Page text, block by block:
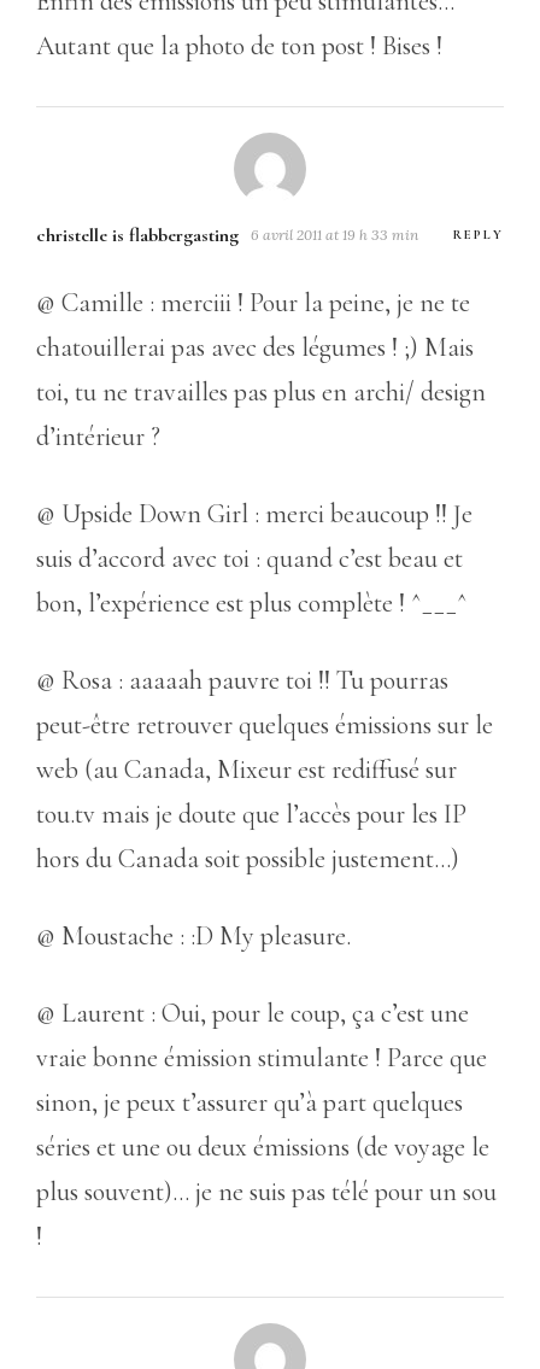
Autant que la photo de ton post ! Bises !
christelle is flabbergasting 6 avril 2011 at 19 h 33 min REPLY
@ Camille : merciii ! Pour la peine, je ne te
chatouillerai pas avec des légumes ! ;) Mais
toi, tu ne travailles pas plus en archi/ design
d’intérieur ?
@ Upside Down Girl : merci beaucoup !! Je
suis d’accord avec toi : quand c’est beau et
bon, l’expérience est plus complète ! ^___^
@ Rosa : aaaaah pauvre toi !! Tu pourras
peut-être retrouver quelques émissions sur le
web (au Canada, Mixeur est rediffusé sur
tou.tv mais je doute que l’accès pour les IP
hors du Canada soit possible justement…)
@ Moustache : :D My pleasure.
@ Laurent : Oui, pour le coup, ça c’est une
vraie bonne émission stimulante ! Parce que
sinon, je peux t’assurer qu’à part quelques
séries et une ou deux émissions (de voyage le
plus souvent)… je ne suis pas télé pour un sou
!